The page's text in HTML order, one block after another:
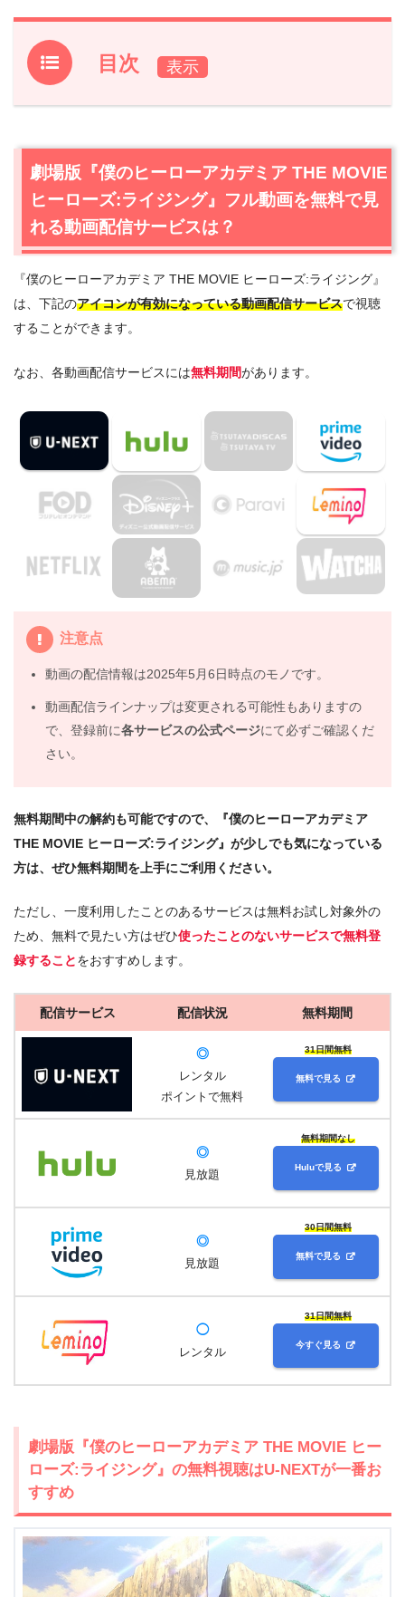
目次
1.劇場版『僕のヒーローアカデミア THE MOVIE ヒーロー
は？
1.1劇場版『僕のヒーローアカデミア THE MOVIE ヒーロー
ズ:ライジング』の無料視聴はU-NEXTが一番おすすめ
1.2劇場版『僕のヒーローアカデミア THE MOVIE ヒーロ
ーズ:ライジング』の全作見放題配信のHuluもおすすめ
2.『僕のヒーローアカデミア THE MOVIE ヒーローズ:ラ
イジング』作品情報
2.1 『僕のヒーローアカデミア THE MOVIE ヒーローズ:ラ
2.2『僕のヒーローアカデミア THE MOVIE ヒーローズ:ラ
『僕のヒーローアカデミア THE MOVIE ヒーローズ:ラ
イジング』制作スタッフ
『僕のヒーローアカデミア THE MOVIE ヒーローズ:ライ
ジング』を見たい人におすすめの関連作品
劇場版『僕のヒーローアカデミア THE MOVIE ヒーロー
ズ:ライジング』の動画はDailymotionやPandoraではな
く、配信サービスで安全に見よう
ズ:ライジング』動画フル無料視聴まとめ
劇場版『僕のヒーローアカデミア THE MOVIE
ヒーローズ:ライジング』フル動画を無料で見
れる動画配信サービスは？
『僕のヒーローアカデミア THE MOVIE ヒーローズ:ライジング』
は、下記のアイコンが有効になっている動画配信サービスで視聴
することができます。
なお、各動画配信サービスには無料期間があります。
注意点
動画の配信情報は2025年5月6日時点のモノです。
動画配信ラインナップは変更される可能性もありますの
で、登録前に各サービスの公式ページにて必ずご確認くだ
さい。
無料期間中の解約も可能ですので、『僕のヒーローアカデミア
THE MOVIE ヒーローズ:ライジング』が少しでも気になっている
方は、ぜひ無料期間を上手にご利用ください。
ただし、一度利用したことのあるサービスは無料お試し対象外の
ため、無料で見たい方はぜひ使ったことのないサービスで無料登
録することをおすすめします。
配信サービス 配信状況 無料期間
◎
レンタル
ポイントで無料
31日間無料
無料で見る
◎
見放題
無料期間なし
Huluで見る
◎
見放題
30日間無料
無料で見る
◯
レンタル
31日間無料
今すぐ見る
劇場版『僕のヒーローアカデミア THE MOVIE ヒー
ローズ:ライジング』の無料視聴はU-NEXTが一番お
すすめ